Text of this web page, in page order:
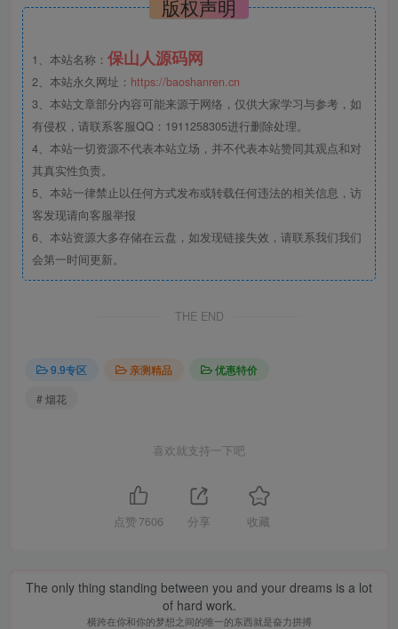
版权声明
1、本站名称： 保山人源码网
2、本站永久网址： https://baoshanren.cn
3、本站文章部分内容可能来源于网络，仅供大家学习与参考，如
有侵权，请联系客服QQ：1911258305进行删除处理。
4、本站一切资源不代表本站立场，并不代表本站赞同其观点和对
其真实性负责。
5、本站一律禁止以任何方式发布或转载任何违法的相关信息，访
客发现请向客服举报
6、本站资源大多存储在云盘，如发现链接失效，请联系我们我们
会第一时间更新。
THE END
9.9专区 亲测精品
优惠特价
# 烟花
喜欢就支持一下吧
点赞 7606 分享 收藏
The only thing standing between you and your dreams is a lot
of hard work.
横跨在你和你的梦想之间的唯一的东西就是奋力拼搏